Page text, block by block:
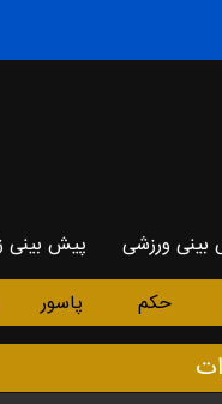
ورزشی پیش بینی
حکم پاسور